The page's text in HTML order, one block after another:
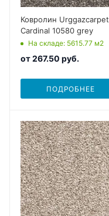
Ковролин Urggazcarpet
Cardinal 10580 grey
На складе: 5615.77 м2
от267.50 руб.
ПОДРОБНЕЕ